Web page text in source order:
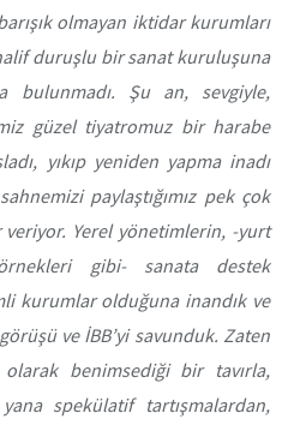
olmayan iktidar kurumları
duruşlu bir sanat kuruluşuna
bulunmadı. Şu an, sevgiyle,
güzel tiyatromuz bir harabe
yıkıp yeniden yapma inadı
paylaştığımız pek çok
Yerel yönetimlerin, -yurt
gibi- sanata destek
kurumlar olduğuna inandık ve
ve İBB’yi savunduk. Zaten
benimsediği bir tavırla,
spekülatif tartışmalardan,